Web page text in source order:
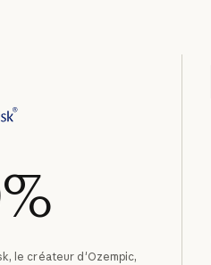
le créateur d'Ozempic,